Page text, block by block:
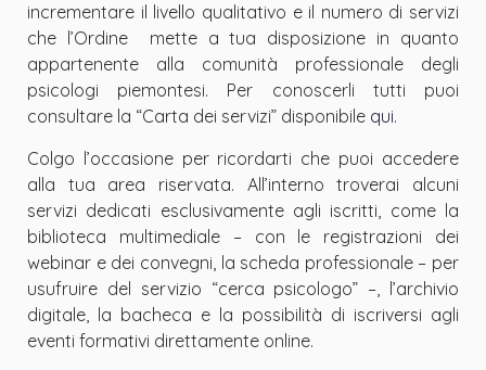
incrementare il livello qualitativo e il numero di servizi
che l’Ordine mette a tua disposizione in quanto
appartenente alla comunità professionale degli
psicologi piemontesi. Per conoscerli tutti puoi
consultare la “Carta dei servizi” disponibile qui.
Colgo l’occasione per ricordarti che puoi accedere
alla tua area riservata. All’interno troverai alcuni
servizi dedicati esclusivamente agli iscritti, come la
biblioteca multimediale – con le registrazioni dei
webinar e dei convegni, la scheda professionale – per
usufruire del servizio “cerca psicologo” –, l’archivio
digitale, la bacheca e la possibilità di iscriversi agli
eventi formativi direttamente online.